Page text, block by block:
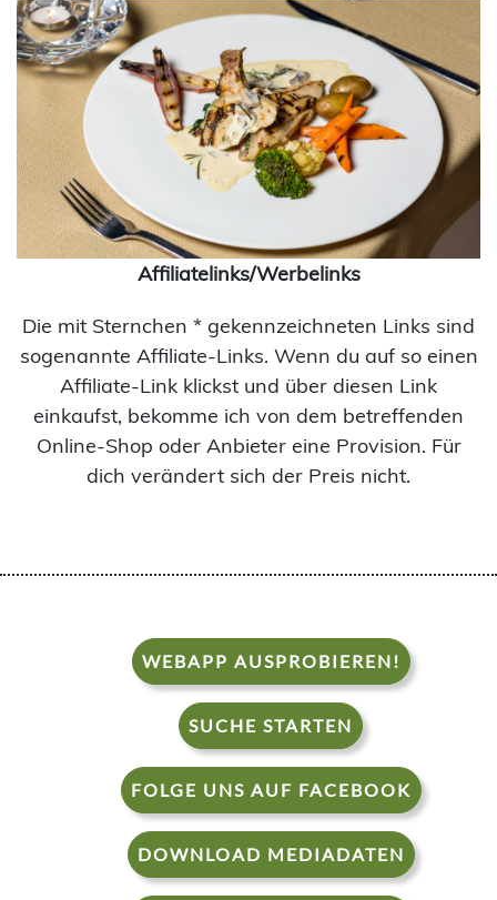
Affiliatelinks/Werbelinks
Die mit Sternchen * gekennzeichneten Links sind
sogenannte Affiliate-Links. Wenn du auf so einen
Affiliate-Link klickst und über diesen Link
einkaufst, bekomme ich von dem betreffenden
Online-Shop oder Anbieter eine Provision. Für
dich verändert sich der Preis nicht.
WEBAPP AUSPROBIEREN!
SUCHE STARTEN
FOLGE UNS AUF FACEBOOK
DOWNLOAD MEDIADATEN